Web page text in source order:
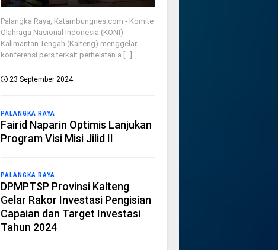
Palangka Raya, Katambungnes.com - Komite
Olahraga Nasional Indonesia (KONI)
Kalimantan Tengah (Kalteng) menggelar
konferensi pers terkait perhelatan a [...]
23 September 2024
PALANGKA RAYA
Fairid Naparin Optimis Lanjukan
Program Visi Misi Jilid II
PALANGKA RAYA
DPMPTSP Provinsi Kalteng
Gelar Rakor Investasi Pengisian
Capaian dan Target Investasi
Tahun 2024